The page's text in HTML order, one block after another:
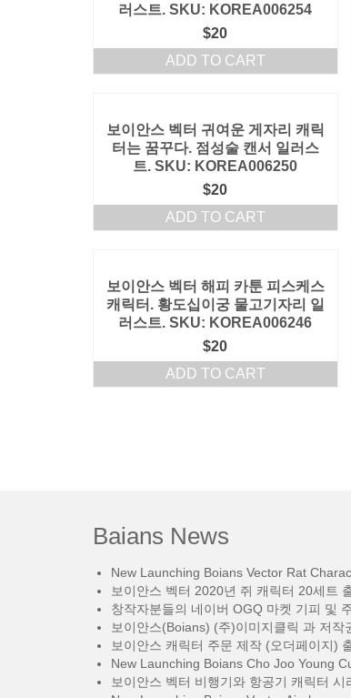
러스트. SKU: KOREA006254
$20
ADD TO CART
보이안스 벡터 귀여운 게자리 캐릭
터는 꿈꾸다. 점성술 캔서 일러스
트. SKU: KOREA006250
$20
ADD TO CART
보이안스 벡터 해피 카툰 피스케스
캐릭터. 황도십이궁 물고기자리 일
러스트. SKU: KOREA006246
$20
ADD TO CART
Baians News
New Launching Boians Vector Rat
보이안스 벡터 2020년 쥐 캐릭터 20세트
창작자분들의 네이버 OGQ 마켓 기피 및
보이안스(Boians) (주)이미지클릭 과 저작
보이안스 캐릭터 주문 제작 (오더페이지)
New Launching Boians Cho Joo Young
보이안스 벡터 비행기와 항공기 캐릭터 시